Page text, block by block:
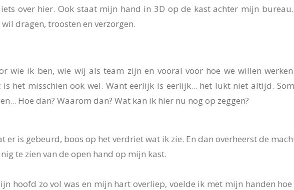
over hier. Ook staat mijn hand in 3D op de kast achter mijn bureau.
dragen, troosten en verzorgen.
wie ik ben, wie wij als team zijn en vooral voor hoe we willen werken.
het misschien ook wel. Want eerlijk is eerlijk... het lukt niet altijd.
Hoe dan? Waarom dan? Wat kan ik hier nu nog op zeggen?
er is gebeurd, boos op het verdriet wat ik zie. En dan overheerst de
te zien van de open hand op mijn kast.
hoofd zo vol was en mijn hart overliep, voelde ik met mijn handen